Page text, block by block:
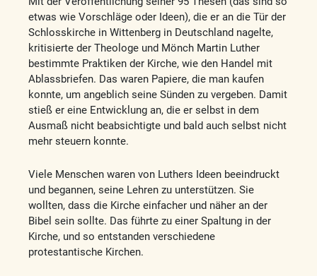
etwas wie Vorschläge oder Ideen), die er an die Tür der
Schlosskirche in Wittenberg in Deutschland nagelte,
kritisierte der Theologe und Mönch Martin Luther
bestimmte Praktiken der Kirche, wie den Handel mit
Ablassbriefen. Das waren Papiere, die man kaufen
konnte, um angeblich seine Sünden zu vergeben. Damit
stieß er eine Entwicklung an, die er selbst in dem
Ausmaß nicht beabsichtigte und bald auch selbst nicht
mehr steuern konnte.
Viele Menschen waren von Luthers Ideen beeindruckt
und begannen, seine Lehren zu unterstützen. Sie
wollten, dass die Kirche einfacher und näher an der
Bibel sein sollte. Das führte zu einer Spaltung in der
Kirche, und so entstanden verschiedene
protestantische Kirchen.